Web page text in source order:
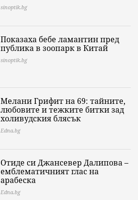
sinoptik.bg
Показаха бебе ламантин пред
публика в зоопарк в Китай
sinoptik.bg
Мелани Грифит на 69: тайните,
любовите и тежките битки зад
холивудския блясък
Edna.bg
Отиде си Джансевер Далипова –
емблематичният глас на
арабеска
Edna.bg